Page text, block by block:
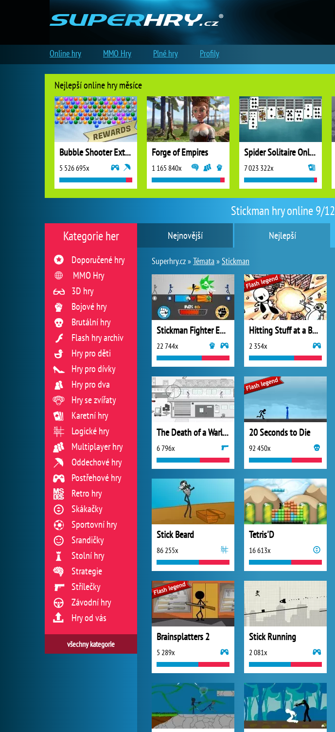
Stickman hry online 9/12
Nejnovější Nejlepší
Superhry.cz »Témata»Stickman
Stickman Fighter Epic Battles
22 744x
Hitting Stuff at a Building
2 354x
The Death of a Warlord
6 796x
20 Seconds to Die
92 450x
Stick Beard
86 255x
Tetris'D
16 613x
Brainsplatters 2
5 289x
Stick Running
2 081x
Kategorie her
Doporučené hry
MMO Hry
3D hry
Bojové hry
Brutální hry
Flash hry archiv
Hry pro děti
Hry pro dívky
Hry pro dva
Hry se zvířaty
Karetní hry
Logické hry
Multiplayer hry
Oddechové hry
Postřehové hry
Retro hry
Skákačky
Sportovní hry
Srandičky
Stolní hry
Strategie
Střílečky
Závodní hry
Hry od vás
všechny kategorie
Nejlepší online hry měsíce
Bubble Shooter Extreme
5 526 695x
Forge of Empires
1 165 840x
Spider Solitaire Online
7 023 322x
Online hry MMO Hry Plné hry Profily